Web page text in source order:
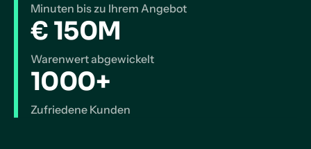
Minuten bis zu Ihrem Angebot
€ 150M
Warenwert abgewickelt
1000+
Zufriedene Kunden